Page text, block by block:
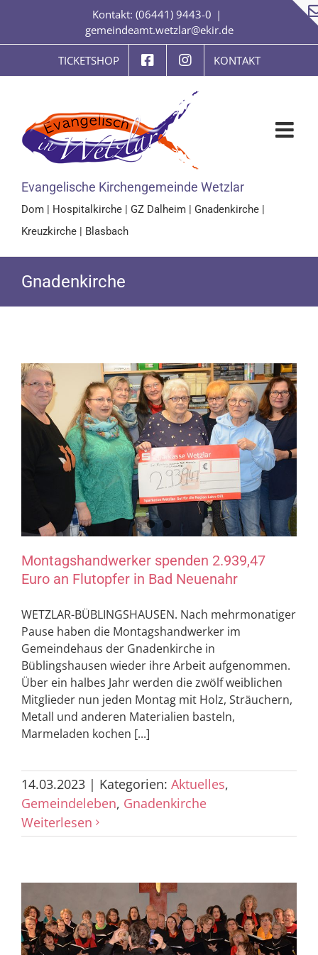
springen
Kontakt: (06441) 9443-0 |
gemeindeamt.wetzlar@ekir.de
TICKETSHOP KONTAKT
Evangelische Kirchengemeinde Wetzlar
Dom | Hospitalkirche | GZ Dalheim | Gnadenkirche |
Kreuzkirche | Blasbach
Gnadenkirche
Montagshandwerker spenden 2.939,47
Euro an Flutopfer in Bad Neuenahr
WETZLAR-BÜBLINGSHAUSEN. Nach mehrmonatiger
Pause haben die Montagshandwerker im
Gemeindehaus der Gnadenkirche in
Büblingshausen wieder ihre Arbeit aufgenommen.
Über ein halbes Jahr werden die zwölf weiblichen
Mitglieder nun jeden Montag mit Holz, Sträuchern,
Metall und anderen Materialien basteln,
Marmeladen kochen [...]
14.03.2023 | Kategorien: Aktuelles,
Gemeindeleben, Gnadenkirche
Weiterlesen